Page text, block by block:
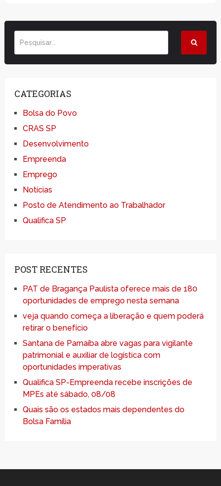
CATEGORIAS
Bolsa do Povo
CRAS SP
Desenvolvimento
Empreenda
Emprego
Notícias
Posto de Atendimento ao Trabalhador
Qualifica SP
POST RECENTES
PAT de Bragança Paulista oferece mais de 180
oportunidades de emprego nesta semana
veja quando começa a liberação e quem poderá
retirar o benefício
Santana de Parnaíba abre vagas para vigilante
patrimonial e auxiliar de logística com
oportunidades imperativas
Qualifica SP-Empreenda recebe inscrições de
MPEs até sábado, 08/08
Quais são os estados mais dependentes do
Bolsa Família